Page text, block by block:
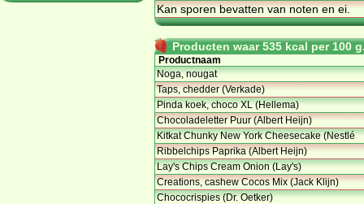
Kan sporen bevatten van noten en ei.
Producten waar 535 kcal per 100
Productnaam
Noga, nougat
Taps, chedder (Verkade)
Pinda koek, choco XL (Hellema)
Chocoladeletter Puur (Albert Heijn)
Kitkat Chunky New York Cheesecake (Nestlé
Ribbelchips Paprika (Albert Heijn)
Lay's Chips Cream Onion (Lay's)
Creations, cashew Cocos Mix (Jack Klijn)
Chococrispies (Dr. Oetker)